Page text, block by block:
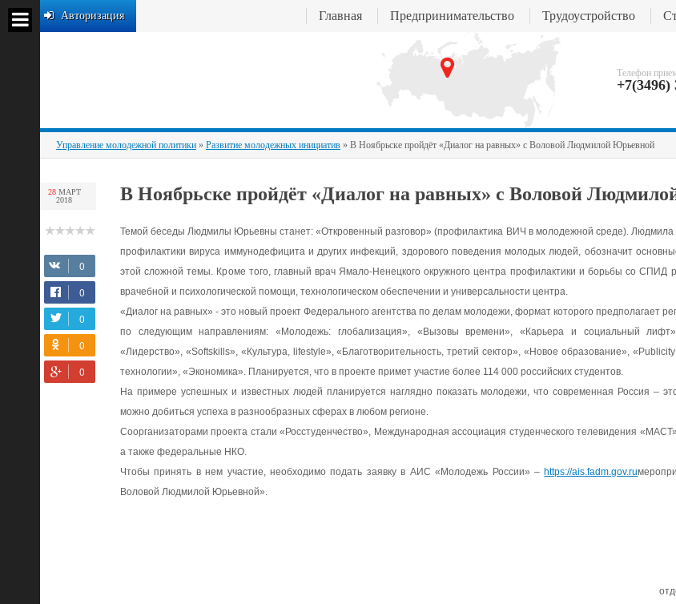
Телефон
+7(3496)
Авторизация Главная Предпринимательство Трудоустройство
Управление молодежной политики » Развитие молодежных инициатив » В Ноябрьске пройдёт «Диалог на равных» с Воловой Людмилой Юрьевной
28МАРТ
2018
В Ноябрьске пройдёт «Диалог на равных» с Воловой
Темой беседы Людмилы Юрьевны станет: «Откровенный разговор» (профилактика ВИЧ в молодежной среде).
профилактики вируса иммунодефицита и других инфекций, здорового поведения молодых людей, обозначит
этой сложной темы. Кроме того, главный врач Ямало-Ненецкого окружного центра профилактики и борьбы со СПИД
врачебной и психологической помощи, технологическом обеспечении и универсальности центра.
«Диалог на равных» - это новый проект Федерального агентства по делам молодежи, формат которого предполагает
по следующим направлениям: «Молодежь: глобализация», «Вызовы времени», «Карьера и социальный
«Лидерство», «Softskills», «Культура, lifestyle», «Благотворительность, третий сектор», «Новое образование»,
технологии», «Экономика». Планируется, что в проекте примет участие более 114 000 российских студентов.
На примере успешных и известных людей планируется наглядно показать молодежи, что современная Россия –
можно добиться успеха в разнообразных сферах в любом регионе.
Соорганизаторами проекта стали «Росстуденчество», Международная ассоциация студенческого телевидения
а также федеральные НКО.
Чтобы принять в нем участие, необходимо подать заявку в АИС «Молодежь России» – https://ais.fadm.gov.ruм
Воловой Людмилой Юрьевной».